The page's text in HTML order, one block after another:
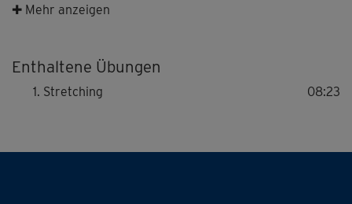
sanften Dehnungen. Die langsame, bewusste Ausführung
✚ Mehr anzeigen
Enthaltene Übungen
Stretching 08:23